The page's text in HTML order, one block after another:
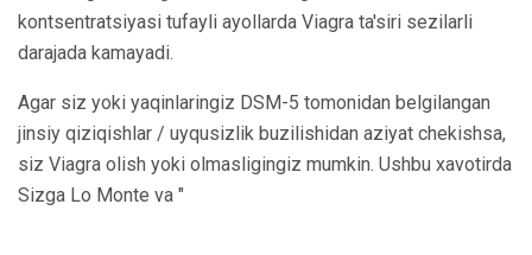
kontsentratsiyasi tufayli ayollarda Viagra ta'siri sezilarli
darajada kamayadi.
Agar siz yoki yaqinlaringiz DSM-5 tomonidan belgilangan
jinsiy qiziqishlar / uyqusizlik buzilishidan aziyat chekishsa,
siz Viagra olish yoki olmasligingiz mumkin. Ushbu xavotirda
Sizga Lo Monte va "